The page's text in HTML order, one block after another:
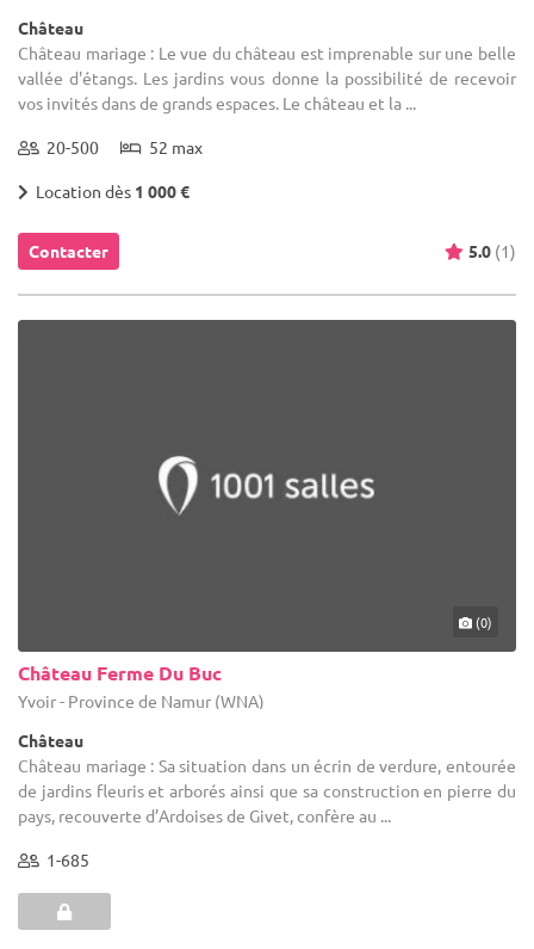
Château
Château mariage : Le vue du château est imprenable sur une belle
vallée d'étangs. Les jardins vous donne la possibilité de recevoir
vos invités dans de grands espaces. Le château et la ...
20-500 52 max
Location dès 1 000 €
Contacter 5.0 (1)
(0)
Château Ferme Du Buc
Yvoir - Province de Namur (WNA)
Château
Château mariage : Sa situation dans un écrin de verdure, entourée
de jardins fleuris et arborés ainsi que sa construction en pierre du
pays, recouverte d’Ardoises de Givet, confère au ...
1-685